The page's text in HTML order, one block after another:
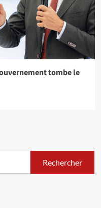
tombe le
Rechercher